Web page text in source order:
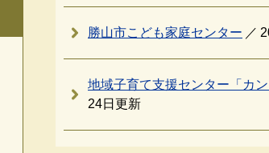
勝山市こども家庭センター
地域子育て支援センター「カ
24日更新